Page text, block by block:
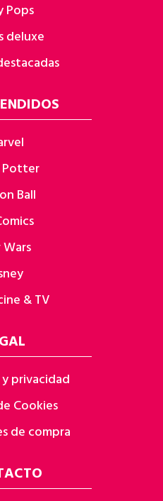
Pops
deluxe
Potter
Ball
& TV
privacidad
Cookies
de compra